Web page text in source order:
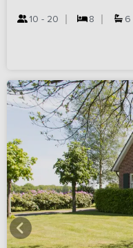
10 - 20 8 6